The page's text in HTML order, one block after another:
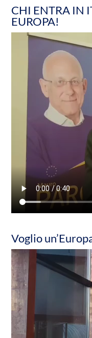
CHI ENTRA IN
EUROPA!
Voglio